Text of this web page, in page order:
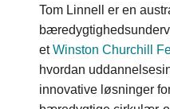
Tom Linnell er en
etWinston Churchill
hvordan
innovative løsninger